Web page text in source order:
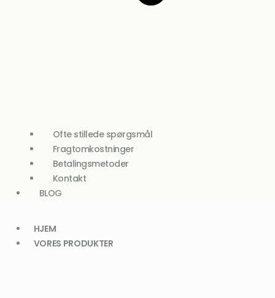
Ofte stillede spørgsmål
Fragtomkostninger
Betalingsmetoder
Kontakt
BLOG
HJEM
VORES PRODUKTER